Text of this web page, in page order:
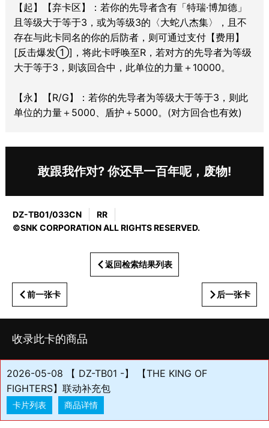
【起】【弃卡区】：若你的先导者含有「特瑞·博加德」
且等级大于等于3，或为等级3的〈大蛇八杰集〉，且不
存在与此卡同名的你的后防者，则可通过支付【费用】
[反击爆发①]，将此卡呼唤至R，若对方的先导者为等级
大于等于3，则该回合中，此单位的力量＋10000。
【永】【R/G】：若你的先导者为等级大于等于3，则此
单位的力量＋5000、盾护＋5000。(对方回合也有效)
敢跟我作对? 你还早一百年呢，废物!
DZ-TB01/033CN
RR
©SNK CORPORATION ALL RIGHTS RESERVED.
前一张卡
返回检索结果列表
后一张卡
收录此卡的商品
2026-05-08 【 DZ-TB01 -】 【THE KING OF
FIGHTERS】联动补充包
卡片列表 商品详情